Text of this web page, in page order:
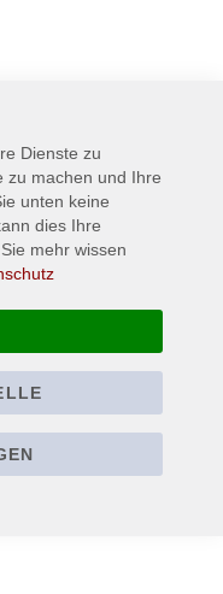
Dienste zu
zu machen und Ihre
unten keine
dies Ihre
mehr wissen